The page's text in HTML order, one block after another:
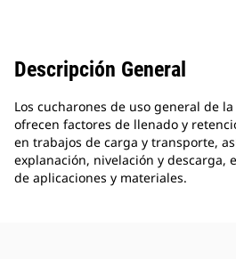
Descripción General
Los cucharones de uso general de
ofrecen factores de llenado y
en trabajos de carga y transporte,
explanación, nivelación y descarga,
de aplicaciones y materiales.